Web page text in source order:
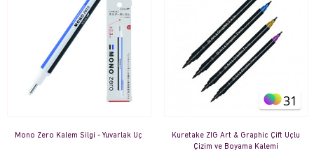
Mono Zero Kalem Silgi - Yuvarlak Uç
31
Kuretake ZIG Art & Graphic Çift Uçlu
Çizim ve Boyama Kalemi